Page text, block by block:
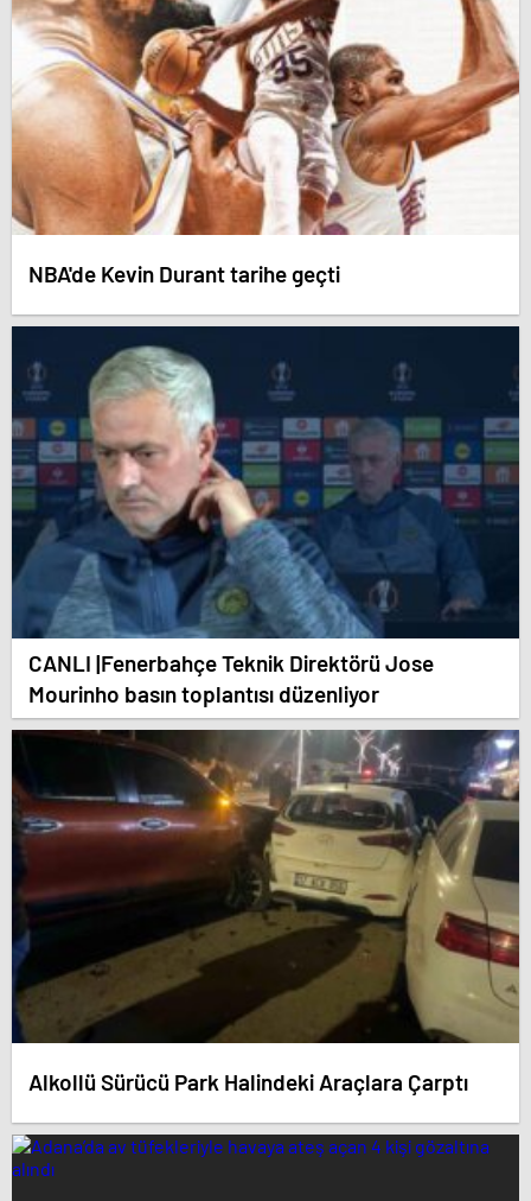
NBA'de Kevin Durant tarihe geçti
CANLI |Fenerbahçe Teknik Direktörü Jose
Mourinho basın toplantısı düzenliyor
Alkollü Sürücü Park Halindeki Araçlara Çarptı